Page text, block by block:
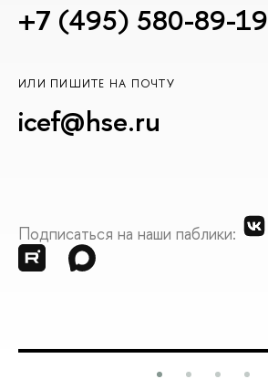
+7 (495) 580-89-19
ИЛИ ПИШИТЕ НА ПОЧТУ
icef@hse.ru
Подписаться на наши паблики: